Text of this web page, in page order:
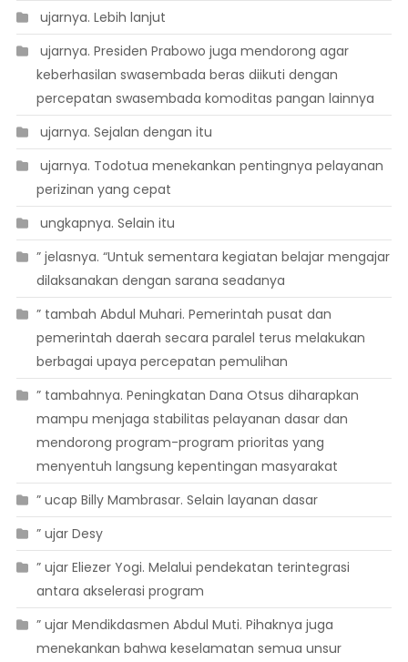
 ujarnya. Lebih lanjut
 ujarnya. Presiden Prabowo juga mendorong agar
keberhasilan swasembada beras diikuti dengan
percepatan swasembada komoditas pangan lainnya
 ujarnya. Sejalan dengan itu
 ujarnya. Todotua menekankan pentingnya pelayanan
perizinan yang cepat
 ungkapnya. Selain itu
” jelasnya. “Untuk sementara kegiatan belajar mengajar
dilaksanakan dengan sarana seadanya
” tambah Abdul Muhari. Pemerintah pusat dan
pemerintah daerah secara paralel terus melakukan
berbagai upaya percepatan pemulihan
” tambahnya. Peningkatan Dana Otsus diharapkan
mampu menjaga stabilitas pelayanan dasar dan
mendorong program-program prioritas yang
menyentuh langsung kepentingan masyarakat
” ucap Billy Mambrasar. Selain layanan dasar
” ujar Desy
” ujar Eliezer Yogi. Melalui pendekatan terintegrasi
antara akselerasi program
” ujar Mendikdasmen Abdul Muti. Pihaknya juga
menekankan bahwa keselamatan semua unsur